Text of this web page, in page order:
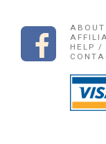
ABOUT
HELP /